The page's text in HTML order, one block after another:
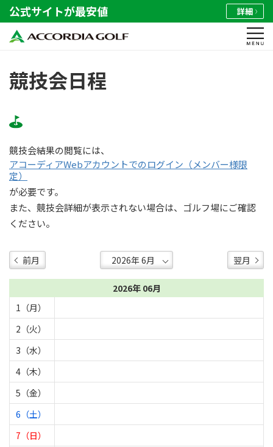
公式サイトが最安値 詳細
競技会日程
競技会結果の閲覧には、
アコーディアWebアカウントでのログイン（メンバー様限
定）
が必要です。
また、競技会詳細が表示されない場合は、ゴルフ場にご確認
ください。
前月 翌月
2026年 06月
1（月）
2（火）
3（水）
4（木）
5（金）
6（土）
7（日）